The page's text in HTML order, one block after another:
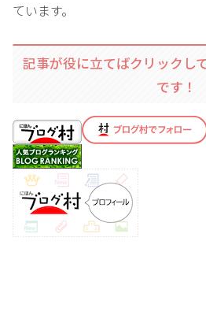
ています。
記事が役に立てばクリックし
です！